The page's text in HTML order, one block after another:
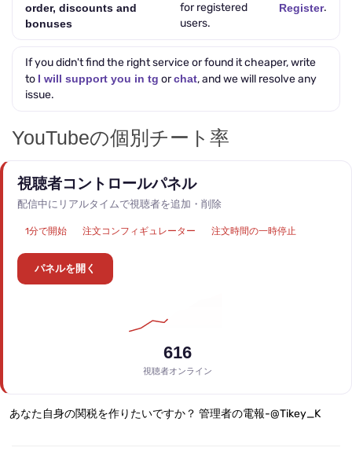
order, discounts and
bonuses
for registered
users.
Register.
If you didn't find the right service or found it cheaper, write
to I will support you in tg orchat, and we will resolve any
issue.
YouTubeの個別チート率
視聴者コントロールパネル
配信中にリアルタイムで視聴者を追加・削除
1分で開始 注文コンフィギュレーター 注文時間の一時停止
パネルを開く
680
視聴者オンライン
あなた自身の関税を作りたいですか？ 管理者の電報-@Tikey_K